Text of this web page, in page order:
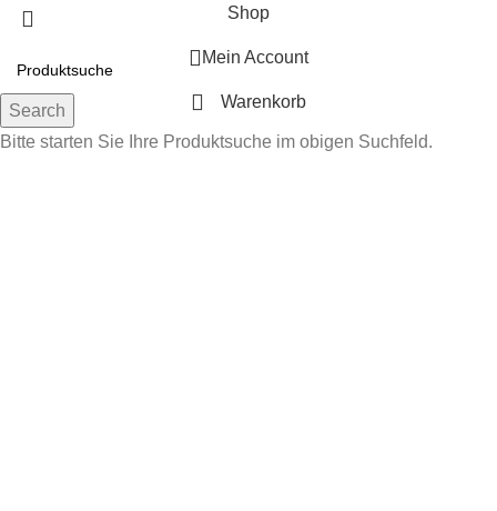
Search
Bitte starten Sie Ihre Produktsuche im obigen Suchfeld.
Shop
Mein Account
Warenkorb